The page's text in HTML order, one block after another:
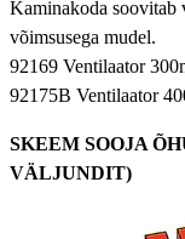
Kaminakoda soovitab
võimsusega mudel.
92169 Ventilaator
92175B Ventilaator
SKEEM SOOJA
VÄLJUNDIT)